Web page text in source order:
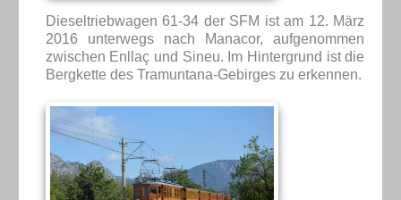
Dieseltriebwagen 61-34 der SFM ist am 12. März
2016 unterwegs nach Manacor, aufgenommen
zwischen Enllaç und Sineu. Im Hintergrund ist die
Bergkette des Tramuntana-Gebirges zu erkennen.